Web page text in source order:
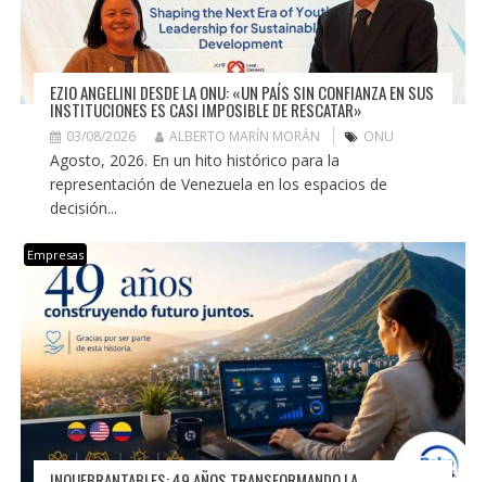
EZIO ANGELINI DESDE LA ONU: «UN PAÍS SIN CONFIANZA EN SUS
INSTITUCIONES ES CASI IMPOSIBLE DE RESCATAR»
03/08/2026 ALBERTO MARÍN MORÁN ONU
Agosto, 2026. En un hito histórico para la
representación de Venezuela en los espacios de
decisión...
Empresas